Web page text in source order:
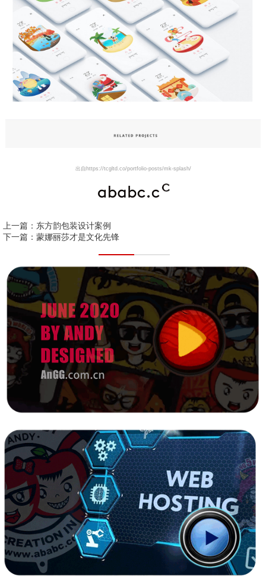
出自https://tcgltd.co/portfolio-posts/mk-splash/
上一篇： 东方韵包装设计案例
下一篇： 蒙娜丽莎才是文化先锋